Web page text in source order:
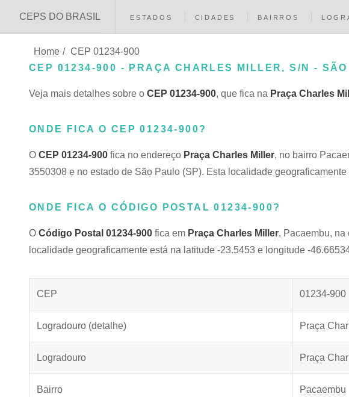
CEPS DO BRASIL ESTADOS CIDADES BAIRROS
Home / CEP 01234-900
CEP 01234-900 - PRAÇA CHARLES MILLER, S/N -
Veja mais detalhes sobre o CEP 01234-900, que fica na Praça Charles
ONDE FICA O CEP 01234-900?
O CEP 01234-900 fica no endereço Praça Charles Miller, no bairro
3550308 e no estado de São Paulo (SP). Esta localidade
ONDE FICA O CÓDIGO POSTAL 01234-900?
O Código Postal 01234-900 fica em Praça Charles Miller, Pacaembu,
localidade geograficamente está na latitude -23.5453 e longitude -
CEP 01234-900
Logradouro (detalhe) Praça
Logradouro Praça
Bairro Pacaembu